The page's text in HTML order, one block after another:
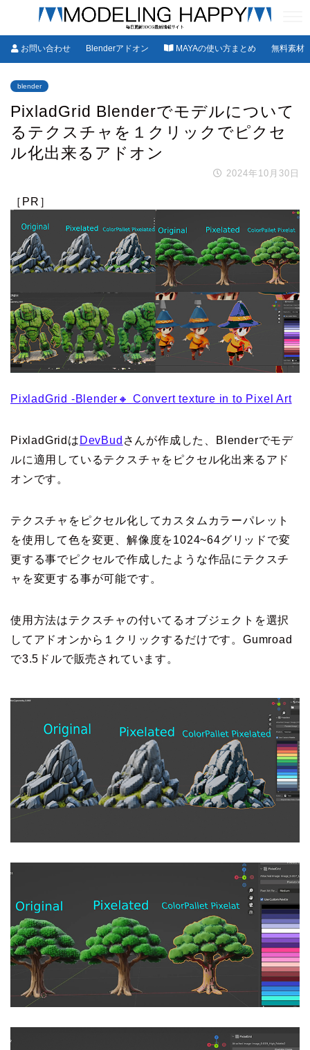
お問い合わせ Blenderアドオン MAYAの使い方まとめ 無料素材
blender
PixladGrid Blenderでモデルについて
るテクスチャを１クリックでピクセ
ル化出来るアドオン
2024年10月30日
［PR］
PixladGrid -Blender🔸 Convert texture in to Pixel Art
PixladGridは DevBud さんが作成した、Blenderでモデ
ルに適用しているテクスチャをピクセル化出来るアド
オンです。
テクスチャをピクセル化してカスタムカラーパレット
を使用して色を変更、解像度を1024~64グリッドで変
更する事でピクセルで作成したような作品にテクスチ
ャを変更する事が可能です。
使用方法はテクスチャの付いてるオブジェクトを選択
してアドオンから１クリックするだけです。Gumroad
で3.5ドルで販売されています。